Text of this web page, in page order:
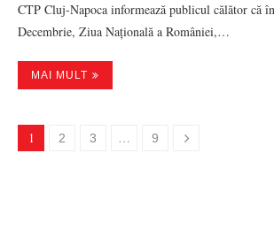
CTP Cluj-Napoca informează publicul călător că
Decembrie, Ziua Națională a României,…
MAI MULT
1 2 3 … 9